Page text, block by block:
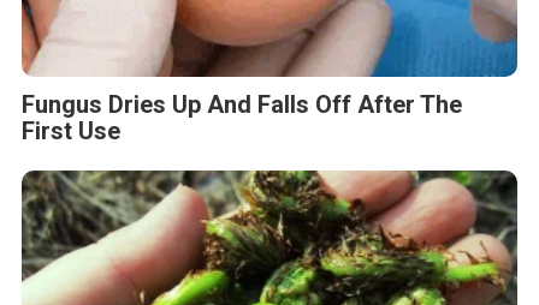
Fungus Dries Up And Falls Off After The
First Use